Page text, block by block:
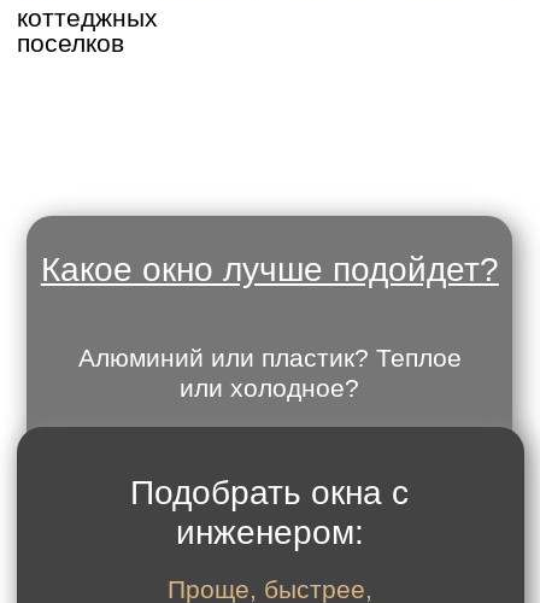
Подобрать окна с
Какие арочые окна
Стрельчатые, полуциркульные,
лучковые, мавританские
Окна с раскладкой и мозаикой
разной формы и дизайна, цветное